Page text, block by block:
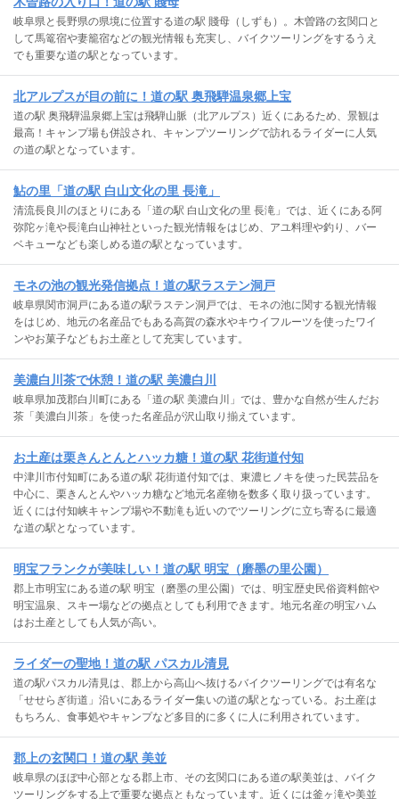
岐阜県と長野県の県境に位置する道の駅 賤母（しずも）。木曽路の玄関口と
して馬篭宿や妻籠宿などの観光情報も充実し、バイクツーリングをするうえ
でも重要な道の駅となっています。
北アルプスが目の前に！道の駅 奥飛騨温泉郷上宝
道の駅 奥飛騨温泉郷上宝は飛騨山脈（北アルプス）近くにあるため、景観は
最高！キャンプ場も併設され、キャンプツーリングで訪れるライダーに人気
の道の駅となっています。
鮎の里「道の駅 白山文化の里 長滝」
清流長良川のほとりにある「道の駅 白山文化の里 長滝」では、近くにある阿
弥陀ヶ滝や長滝白山神社といった観光情報をはじめ、アユ料理や釣り、バー
ベキューなども楽しめる道の駅となっています。
モネの池の観光発信拠点！道の駅ラステン洞戸
岐阜県関市洞戸にある道の駅ラステン洞戸では、モネの池に関する観光情報
をはじめ、地元の名産品でもある高賀の森水やキウイフルーツを使ったワイ
ンやお菓子などもお土産として充実しています。
美濃白川茶で休憩！道の駅 美濃白川
岐阜県加茂郡白川町にある「道の駅 美濃白川」では、豊かな自然が生んだお
茶「美濃白川茶」を使った名産品が沢山取り揃えています。
お土産は栗きんとんとハッカ糖！道の駅 花街道付知
中津川市付知町にある道の駅 花街道付知では、東濃ヒノキを使った民芸品を
中心に、栗きんとんやハッカ糖など地元名産物を数多く取り扱っています。
近くには付知峡キャンプ場や不動滝も近いのでツーリングに立ち寄るに最適
な道の駅となっています。
明宝フランクが美味しい！道の駅 明宝（磨墨の里公園）
郡上市明宝にある道の駅 明宝（磨墨の里公園）では、明宝歴史民俗資料館や
明宝温泉、スキー場などの拠点としても利用できます。地元名産の明宝ハム
はお土産としても人気が高い。
ライダーの聖地！道の駅 パスカル清見
道の駅パスカル清見は、郡上から高山へ抜けるバイクツーリングでは有名な
「せせらぎ街道」沿いにあるライダー集いの道の駅となっている。お土産は
もちろん、食事処やキャンプなど多目的に多くに人に利用されています。
郡上の玄関口！道の駅 美並
岐阜県のほぼ中心部となる郡上市、その玄関口にある道の駅美並は、バイク
ツーリングをする上で重要な拠点ともなっています。近くには釜ヶ滝や美並